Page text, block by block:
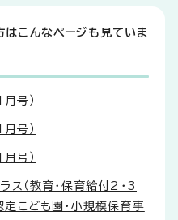
こんなページも見ていま
号）
号）
号）
ス（教育・保育給付2・3
こども園・小規模保育事